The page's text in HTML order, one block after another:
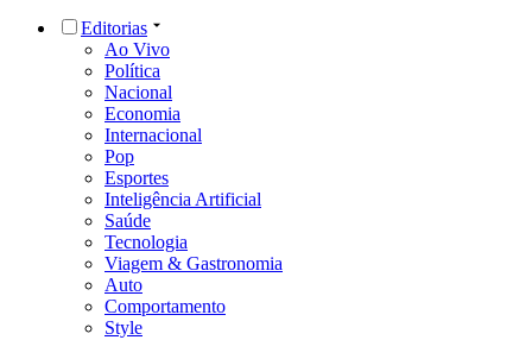
Editorias
Ao Vivo
Política
Nacional
Economia
Internacional
Pop
Esportes
Inteligência Artificial
Saúde
Tecnologia
Viagem & Gastronomia
Auto
Comportamento
Style